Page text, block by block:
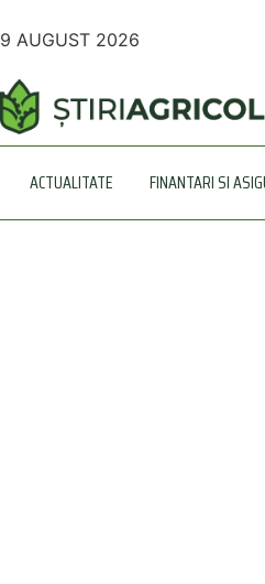
9 AUGUST 2026
ACTUALITATE FINANTARI SI